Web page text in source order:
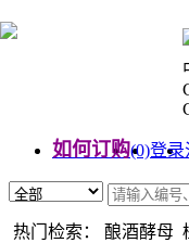
如何订购(0)登录
热门检索： 酿酒酵母